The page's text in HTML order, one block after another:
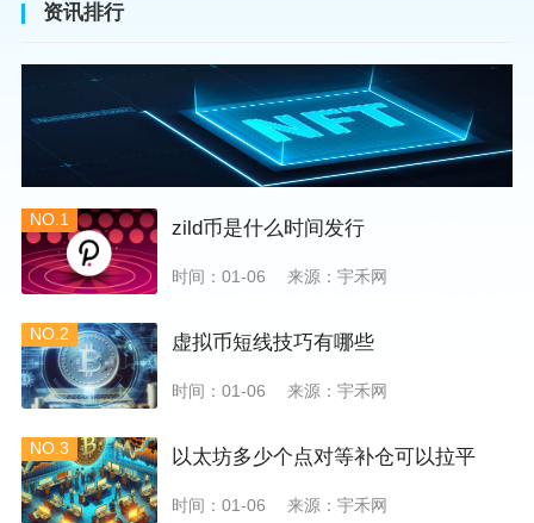
资讯排行
NO.1 zild币是什么时间发行
时间：01-06 来源：宇禾网
NO.2 虚拟币短线技巧有哪些
时间：01-06 来源：宇禾网
NO.3 以太坊多少个点对等补仓可以拉平
时间：01-06 来源：宇禾网